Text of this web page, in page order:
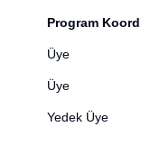
Program
Üye
Üye
Yedek Üye